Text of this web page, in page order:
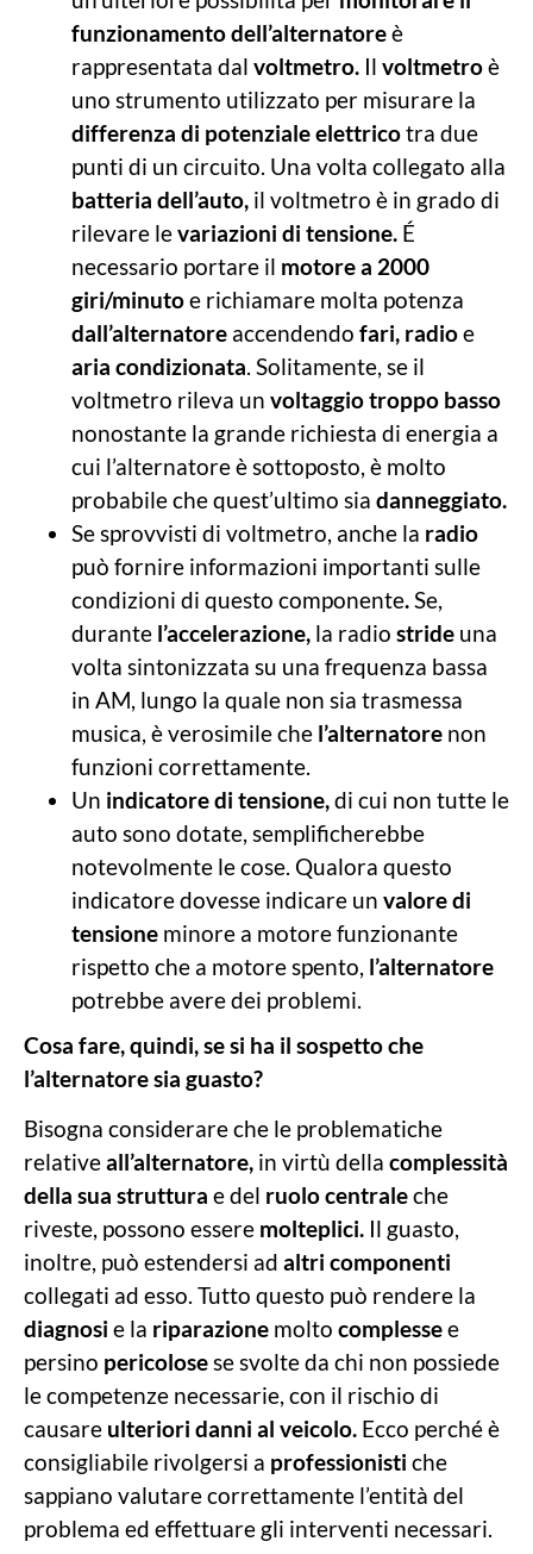
funzionamento dell’alternatoreè
rappresentata dal voltmetro. Il voltmetroè
uno strumento utilizzato per misurare la
differenza di potenziale elettricotra due
punti di un circuito. Una volta collegato alla
batteria dell’auto, il voltmetro è in grado di
rilevare levariazioni di tensione. É
necessario portare il motore a 2000
giri/minutoe richiamare molta potenza
dall’alternatore accendendo fari, radioe
aria condizionata. Solitamente, se il
voltmetro rileva un voltaggio troppo basso
nonostante la grande richiesta di energia a
cui l’alternatore è sottoposto, è molto
probabile che quest’ultimo sia danneggiato.
Se sprovvisti di voltmetro, anche la radio
può fornire informazioni importanti sulle
condizioni di questo componente.Se,
durante l’accelerazione, la radio stride una
volta sintonizzata su una frequenza bassa
in AM, lungo la quale non sia trasmessa
musica, è verosimile che l’alternatore non
funzioni correttamente.
Un indicatore di tensione,di cui non tutte le
auto sono dotate, semplificherebbe
notevolmente le cose. Qualora questo
indicatore dovesse indicare un valore di
tensione minore a motore funzionante
rispetto che a motore spento, l’alternatore
potrebbe avere dei problemi.
Cosa fare, quindi, se si ha il sospetto che
l’alternatore sia guasto?
Bisogna considerare che le problematiche
relativeall’alternatore, in virtù della complessità
della sua struttura e del ruolo centraleche
riveste, possono essere molteplici. Il guasto,
inoltre, può estendersi ad altri componenti
collegati ad esso. Tutto questo può rendere la
diagnosi e la riparazione molto complessee
persino pericolosese svolte da chi non possiede
le competenze necessarie, con il rischio di
causare ulteriori danni al veicolo. Ecco perché è
consigliabile rivolgersi a professionisti che
sappiano valutare correttamente l’entità del
problema ed effettuare gli interventi necessari.